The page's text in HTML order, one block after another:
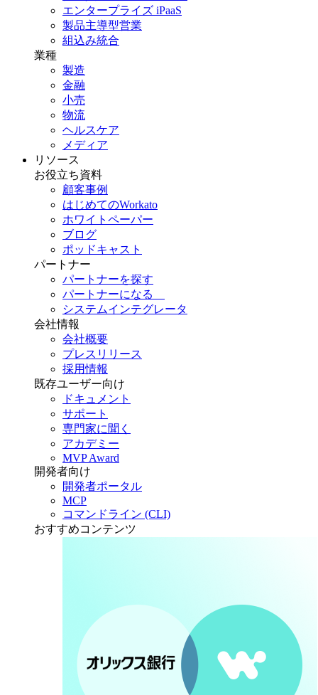
エンタープライズ iPaaS
製品主導型営業
組込み統合
業種
製造
金融
小売
物流
ヘルスケア
メディア
リソース
お役立ち資料
顧客事例
はじめてのWorkato
ホワイトペーパー
ブログ
ポッドキャスト
パートナー
パートナーを探す
パートナーになる
システムインテグレータ
会社情報
会社概要
プレスリリース
採用情報
既存ユーザー向け
ドキュメント
サポート
専門家に聞く
アカデミー
MVP Award
開発者向け
開発者ポータル
MCP
コマンドライン (CLI)
おすすめコンテンツ